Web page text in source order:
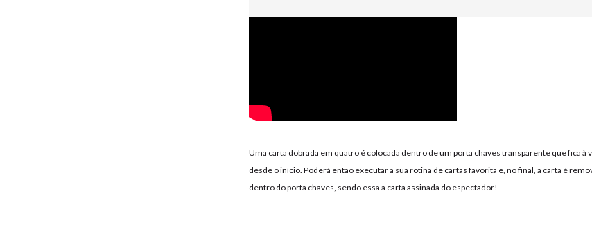
Uma carta dobrada em quatro é colocada dentro de um porta chaves transparente que fica à
desde o início. Poderá então executar a sua rotina de cartas favorita e, no final, a carta é
dentro do porta chaves, sendo essa a carta assinada do espectador!